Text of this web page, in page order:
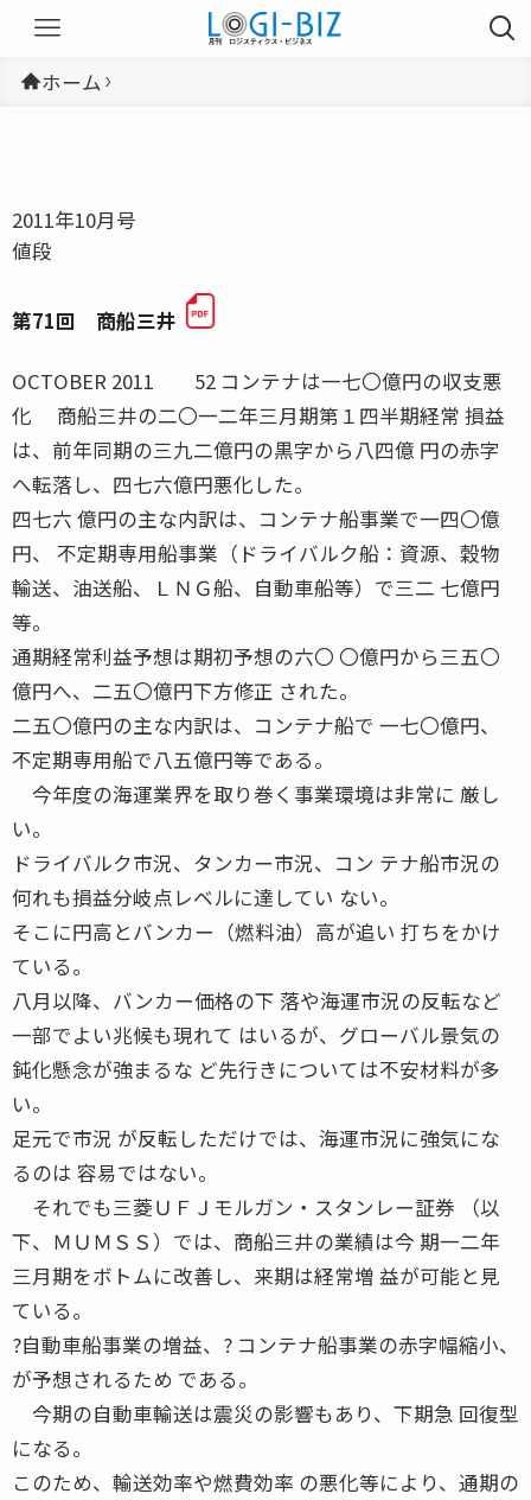
ホーム
2011年10月号
値段
第71回 商船三井
OCTOBER 2011 52 コンテナは一七〇億円の収支悪
化 商船三井の二〇一二年三月期第１四半期経常 損益
は、前年同期の三九二億円の黒字から八四億 円の赤字
へ転落し、四七六億円悪化した。
四七六 億円の主な内訳は、コンテナ船事業で一四〇億
円、 不定期専用船事業（ドライバルク船：資源、穀物
輸送、油送船、ＬＮＧ船、自動車船等）で三二 七億円
等。
通期経常利益予想は期初予想の六〇 〇億円から三五〇
億円へ、二五〇億円下方修正 された。
二五〇億円の主な内訳は、コンテナ船で 一七〇億円、
不定期専用船で八五億円等である。
今年度の海運業界を取り巻く事業環境は非常に 厳し
い。
ドライバルク市況、タンカー市況、コン テナ船市況の
何れも損益分岐点レベルに達してい ない。
そこに円高とバンカー（燃料油）高が追い 打ちをかけ
ている。
八月以降、バンカー価格の下 落や海運市況の反転など
一部でよい兆候も現れて はいるが、グローバル景気の
鈍化懸念が強まるな ど先行きについては不安材料が多
い。
足元で市況 が反転しただけでは、海運市況に強気にな
るのは 容易ではない。
それでも三菱ＵＦＪモルガン・スタンレー証券 （以
下、ＭＵＭＳＳ）では、商船三井の業績は今 期一二年
三月期をボトムに改善し、来期は経常増 益が可能と見
ている。
?自動車船事業の増益、? コンテナ船事業の赤字幅縮小、
が予想されるため である。
今期の自動車輸送は震災の影響もあり、下期急 回復型
になる。
このため、輸送効率や燃費効率 の悪化等により、通期の